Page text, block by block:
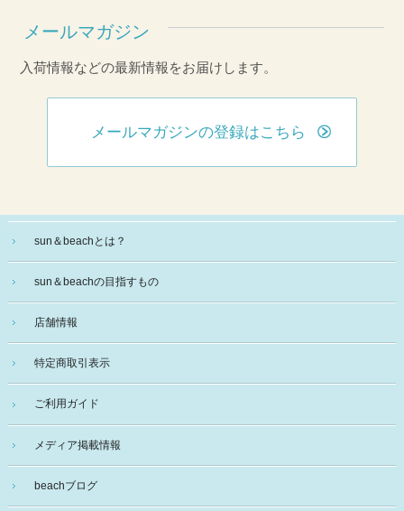
メールマガジン
入荷情報などの最新情報をお届けします。
メールマガジンの登録はこちら
sun＆beachとは？
sun＆beachの目指すもの
店舗情報
特定商取引表示
ご利用ガイド
メディア掲載情報
beachブログ